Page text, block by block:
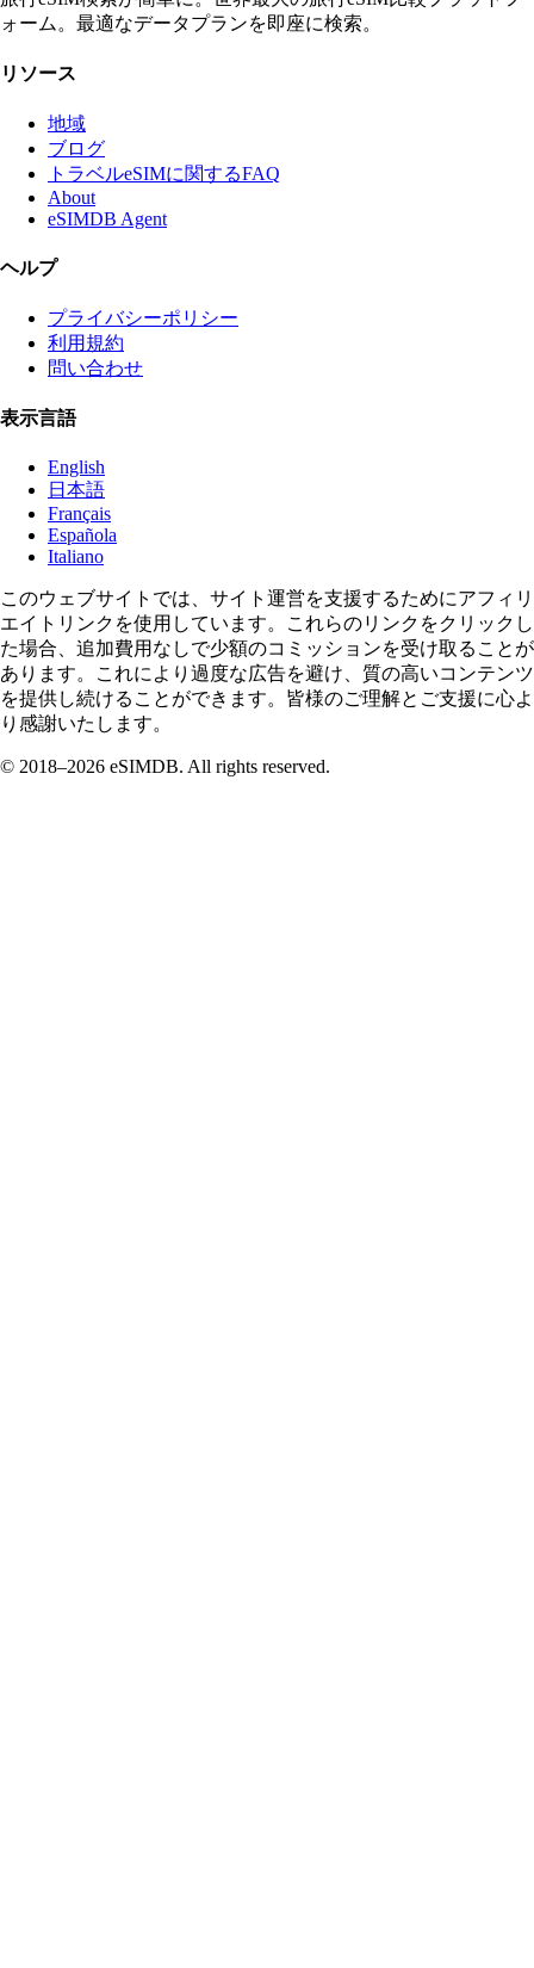
ォーム。最適なデータプランを即座に検索。
リソース
地域
ブログ
トラベルeSIMに関するFAQ
About
eSIMDB Agent
ヘルプ
プライバシーポリシー
利用規約
問い合わせ
表示言語
English
日本語
Français
Española
Italiano
このウェブサイトでは、サイト運営を支援するためにアフィリ
エイトリンクを使用しています。これらのリンクをクリックし
た場合、追加費用なしで少額のコミッションを受け取ることが
あります。これにより過度な広告を避け、質の高いコンテンツ
を提供し続けることができます。皆様のご理解とご支援に心よ
り感謝いたします。
© 2018–2026 eSIMDB. All rights reserved.